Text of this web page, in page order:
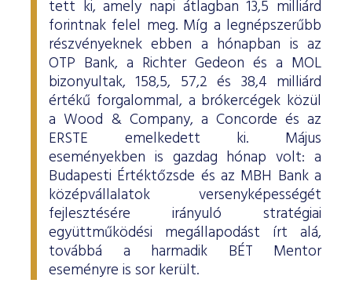
tett ki, amely napi átlagban 13,5 milliárd
forintnak felel meg. Míg a legnépszerűbb
részvényeknek ebben a hónapban is az
OTP Bank, a Richter Gedeon és a MOL
bizonyultak, 158,5, 57,2 és 38,4 milliárd
értékű forgalommal, a brókercégek közül
a Wood & Company, a Concorde és az
ERSTE emelkedett ki. Május
eseményekben is gazdag hónap volt: a
Budapesti Értéktőzsde és az MBH Bank a
középvállalatok versenyképességét
fejlesztésére irányuló stratégiai
együttműködési megállapodást írt alá,
továbbá a harmadik BÉT Mentor
eseményre is sor került.